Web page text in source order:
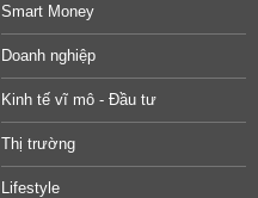
Smart Money
Doanh nghiệp
Kinh tế vĩ mô - Đầu tư
Thị trường
Lifestyle